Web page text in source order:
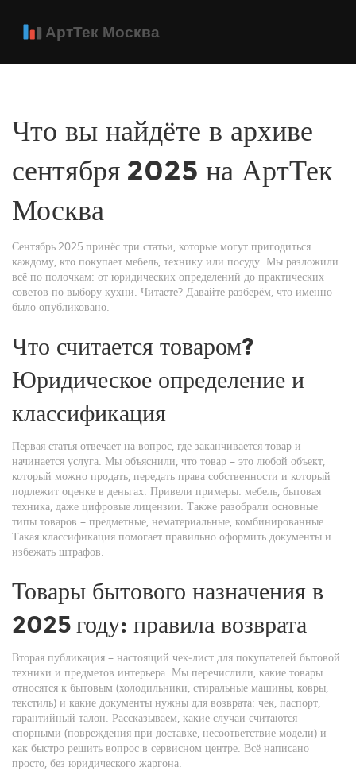
Что вы найдёте в архиве
сентября 2025 на АртТек
Москва
Сентябрь 2025 принёс три статьи, которые могут пригодиться
каждому, кто покупает мебель, технику или посуду. Мы разложили
всё по полочкам: от юридических определений до практических
советов по выбору кухни. Читаете? Давайте разберём, что именно
было опубликовано.
Что считается товаром?
Юридическое определение и
классификация
Первая статья отвечает на вопрос, где заканчивается товар и
начинается услуга. Мы объяснили, что товар – это любой объект,
который можно продать, передать права собственности и который
подлежит оценке в деньгах. Привели примеры: мебель, бытовая
техника, даже цифровые лицензии. Также разобрали основные
типы товаров – предметные, нематериальные, комбинированные.
Такая классификация помогает правильно оформить документы и
избежать штрафов.
Товары бытового назначения в
2025 году: правила возврата
Вторая публикация – настоящий чек‑лист для покупателей бытовой
техники и предметов интерьера. Мы перечислили, какие товары
относятся к бытовым (холодильники, стиральные машины, ковры,
текстиль) и какие документы нужны для возврата: чек, паспорт,
гарантийный талон. Рассказываем, какие случаи считаются
спорными (повреждения при доставке, несоответствие модели) и
как быстро решить вопрос в сервисном центре. Всё написано
просто, без юридического жаргона.